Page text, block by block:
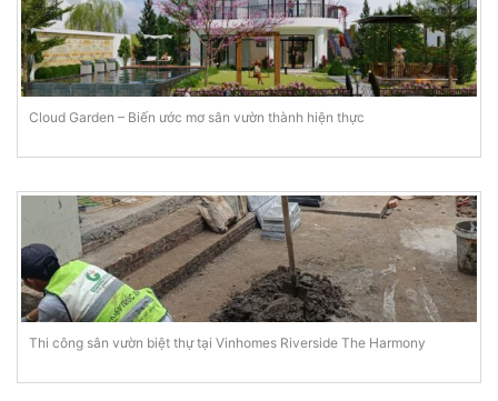
Cloud Garden – Biến ước mơ sân vườn thành hiện thực
Thi công sân vườn biệt thự tại Vinhomes Riverside The Harmony